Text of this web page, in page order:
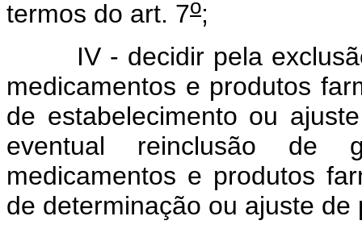
termos do art. 7o;
IV - decidir pela exclusão
medicamentos e produtos
de estabelecimento ou
eventual reinclusão de
medicamentos e produtos
de determinação ou ajuste